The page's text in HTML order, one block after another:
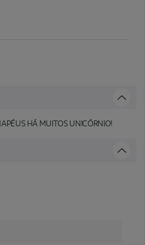
HÁ MUITOS UNICÓRNIO!